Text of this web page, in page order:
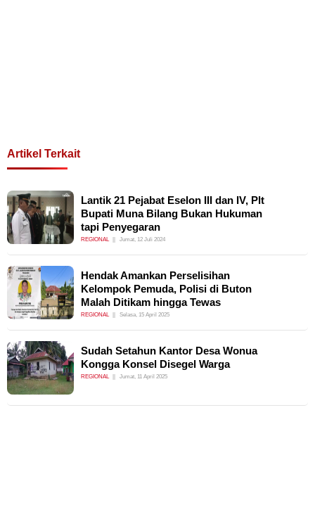
Artikel Terkait
Lantik 21 Pejabat Eselon III dan IV, Plt
Bupati Muna Bilang Bukan Hukuman
tapi Penyegaran
REGIONAL Jumat, 12 Juli 2024
Hendak Amankan Perselisihan
Kelompok Pemuda, Polisi di Buton
Malah Ditikam hingga Tewas
REGIONAL Selasa, 15 April 2025
Sudah Setahun Kantor Desa Wonua
Kongga Konsel Disegel Warga
REGIONAL Jumat, 11 April 2025